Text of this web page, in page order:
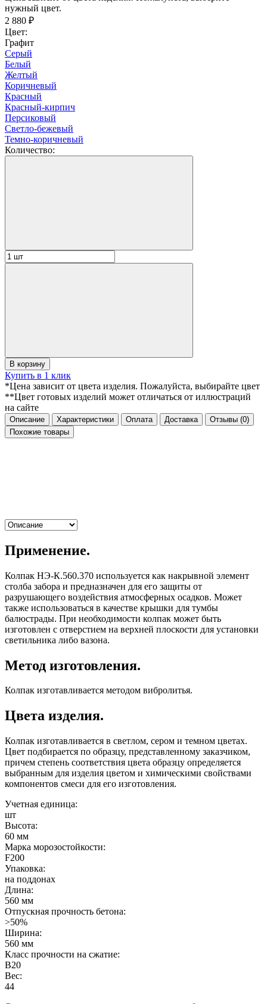
нужный цвет.
2 880 ₽
Цвет:
Графит
Серый
Белый
Желтый
Коричневый
Красный
Красный-кирпич
Персиковый
Светло-бежевый
Темно-коричневый
Количество:
В корзину
Купить в 1 клик
*Цена зависит от цвета изделия. Пожалуйста, выбирайте цвет
**Цвет готовых изделий может отличаться от иллюстраций
на сайте
Описание Характеристики Оплата Доставка Отзывы (0)
Похожие товары
Применение.
Колпак НЭ-К.560.370 используется как накрывной элемент
столба забора и предназначен для его защиты от
разрушающего воздействия атмосферных осадков. Может
также использоваться в качестве крышки для тумбы
балюстрады. При необходимости колпак может быть
изготовлен с отверстием на верхней плоскости для установки
светильника либо вазона.
Метод изготовления.
Колпак изготавливается методом вибролитья.
Цвета изделия.
Колпак изготавливается в светлом, сером и темном цветах.
Цвет подбирается по образцу, представленному заказчиком,
причем степень соответствия цвета образцу определяется
выбранным для изделия цветом и химическими свойствами
компонентов смеси для его изготовления.
Учетная единица:
шт
Высота:
60 мм
Марка морозостойкости:
F200
Упаковка:
на поддонах
Длина:
560 мм
Отпускная прочность бетона:
>50%
Ширина:
560 мм
Класс прочности на сжатие:
B20
Вес:
44